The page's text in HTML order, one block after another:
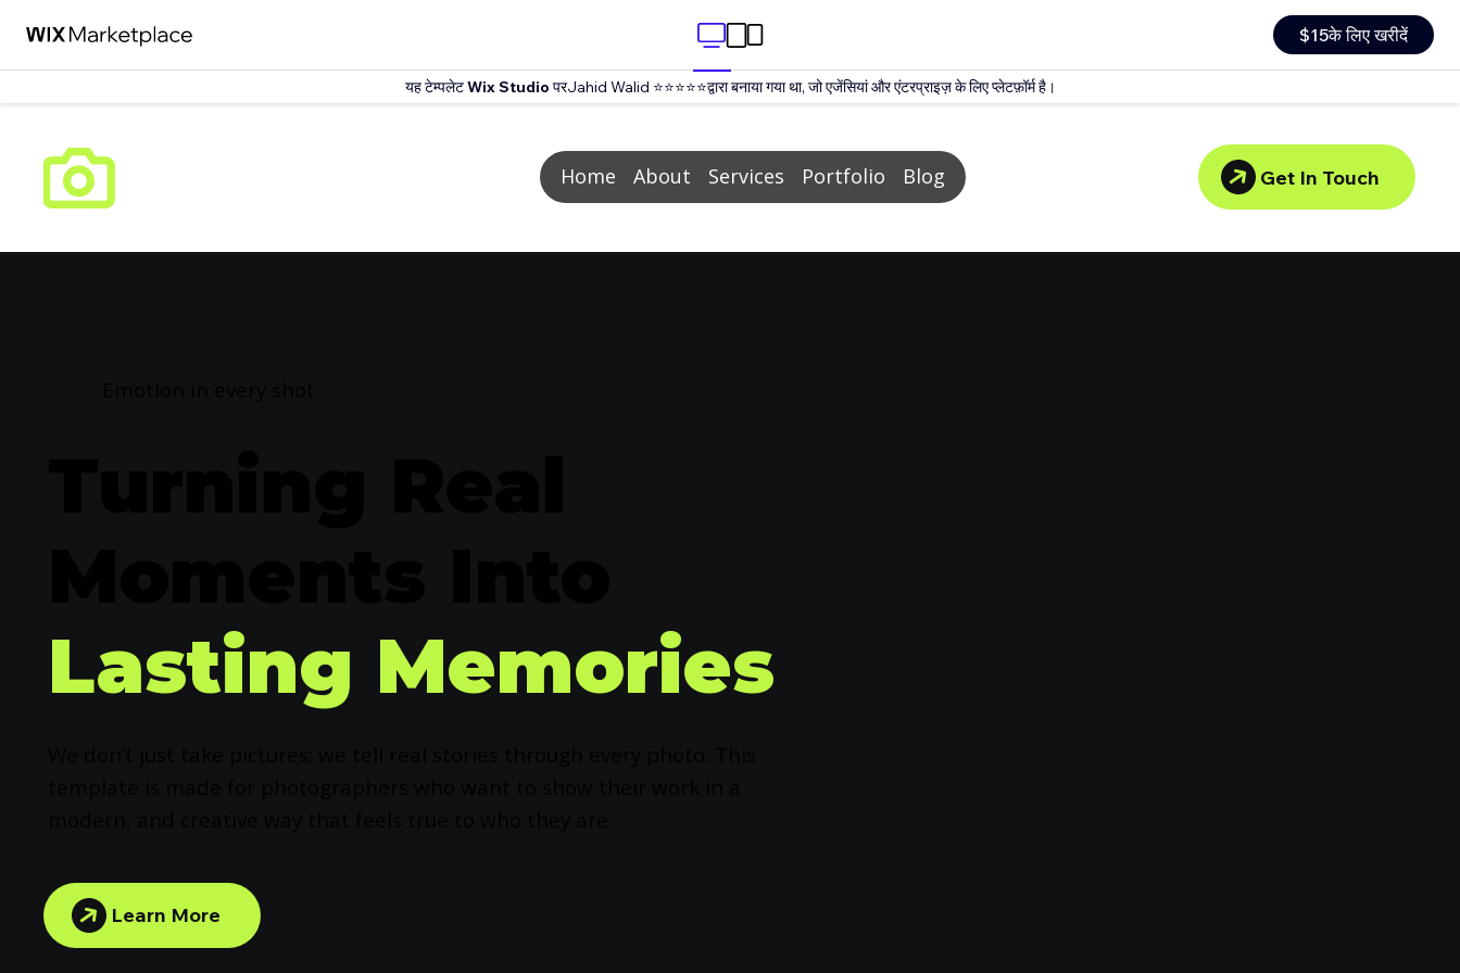
$15के लिए खरीदें
यह टेम्पलेटWix Studio परJahid Walid ⭐⭐⭐⭐⭐द्वारा बनाया गया था, जो एजेंसियां और एंटरप्राइज़ के लिए प्लेटफ़ॉर्म है।